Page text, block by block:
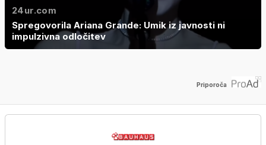
24ur.com
Spregovorila Ariana Grande: Umik iz javnosti ni
impulzivna odločitev
Priporoča